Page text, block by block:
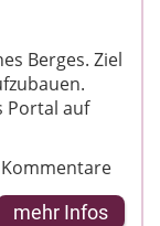
Berges. Ziel
Portal auf
Kommentare
mehr Infos